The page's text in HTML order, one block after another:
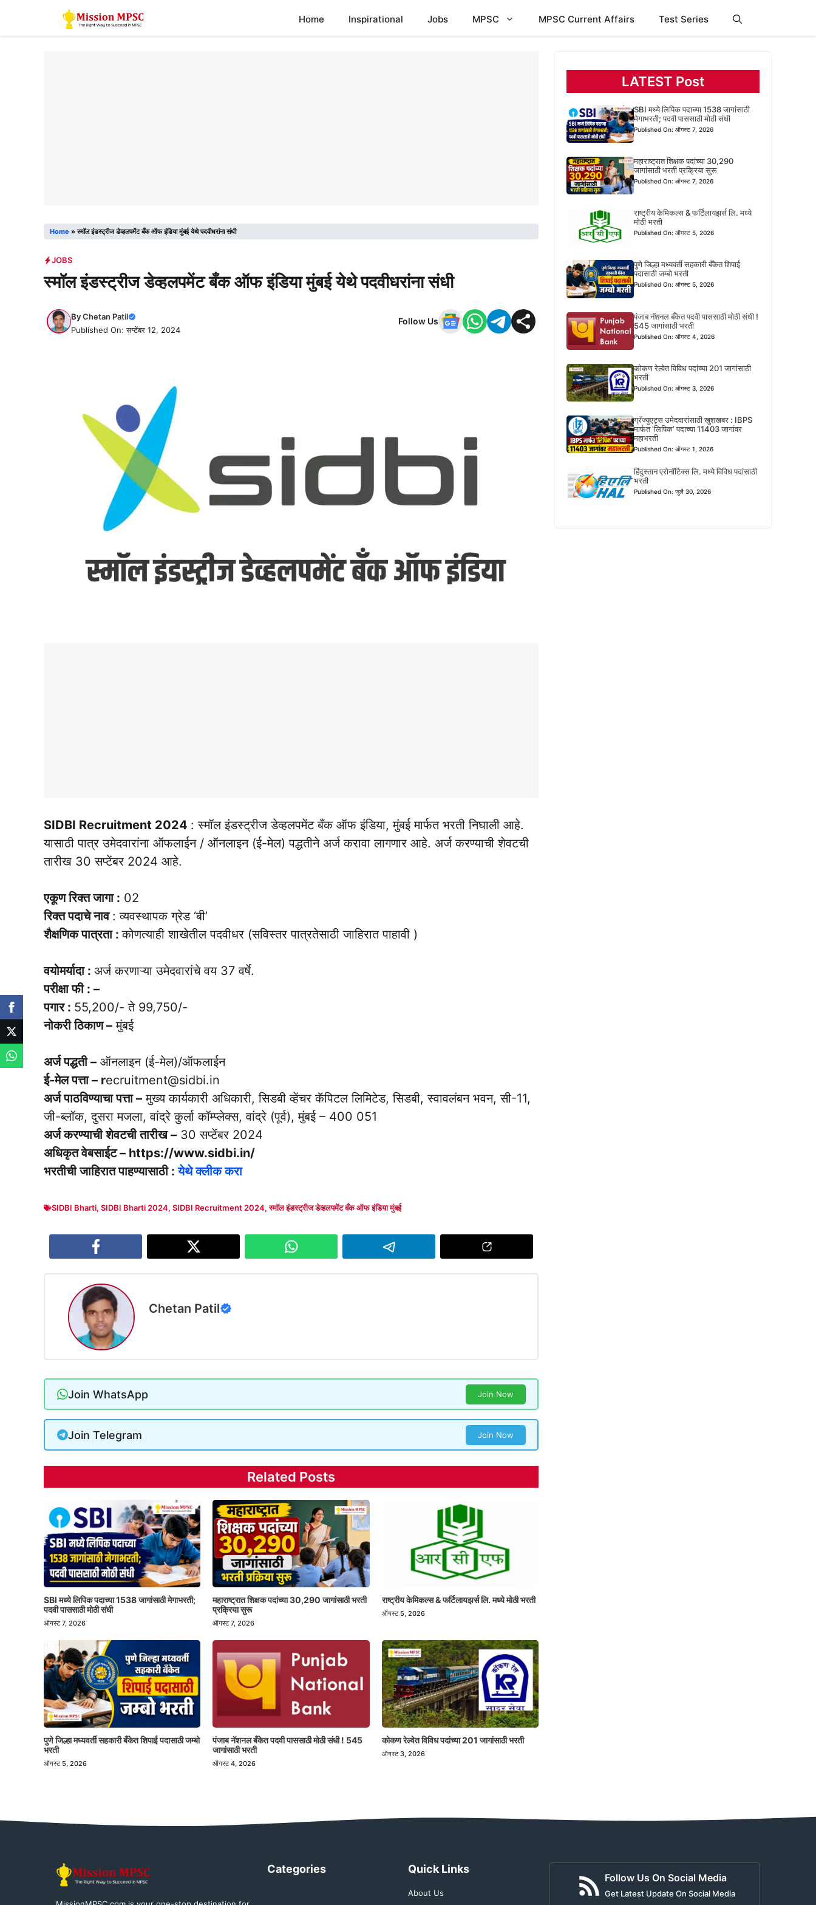
Home Inspirational Jobs MPSC MPSC Current Affairs Test Series
Home »स्मॉल इंडस्ट्रीज डेव्हलपमेंट बँक ऑफ इंडिया मुंबई येथे पदवीधरांना संधी
JOBS
स्मॉल इंडस्ट्रीज डेव्हलपमेंट बँक ऑफ इंडिया मुंबई येथे पदवीधरांना संधी
ByChetan Patil
Published On: सप्टेंबर 12, 2024
Follow Us
SIDBI Recruitment 2024 : स्मॉल इंडस्ट्रीज डेव्हलपमेंट बँक ऑफ इंडिया, मुंबई मार्फत भरती निघाली आहे.
यासाठी पात्र उमेदवारांना ऑफलाईन / ऑनलाइन (ई-मेल) पद्धतीने अर्ज करावा लागणार आहे. अर्ज करण्याची शेवटची
तारीख 30 सप्टेंबर 2024 आहे.
एकूण रिक्त जागा : 02
रिक्त पदाचे नाव : व्यवस्थापक ग्रेड ‘बी’
शैक्षणिक पात्रता :कोणत्याही शाखेतील पदवीधर (सविस्तर पात्रतेसाठी जाहिरात पाहावी )
वयोमर्यादा : अर्ज करणाऱ्या उमेदवारांचे वय 37 वर्षे.
परीक्षा फी : –
पगार : 55,200/- ते 99,750/-
नोकरी ठिकाण – मुंबई
अर्ज पद्धती – ऑनलाइन (ई-मेल)/ऑफलाईन
ई-मेल पत्ता – recruitment@sidbi.in
अर्ज पाठविण्याचा पत्ता – मुख्य कार्यकारी अधिकारी, सिडबी व्हेंचर कॅपिटल लिमिटेड, सिडबी, स्वावलंबन भवन, सी-11,
जी-ब्लॉक, दुसरा मजला, वांद्रे कुर्ला कॉम्प्लेक्स, वांद्रे (पूर्व), मुंबई – 400 051
अर्ज करण्याची शेवटची तारीख – 30 सप्टेंबर 2024
अधिकृत वेबसाईट – https://www.sidbi.in/
भरतीची जाहिरात पाहण्यासाठी :येथे क्लीक करा
SIDBI Bharti, SIDBI Bharti 2024, SIDBI Recruitment 2024,स्मॉल इंडस्ट्रीज डेव्हलपमेंट बँक ऑफ इंडिया मुंबई
Chetan Patil
Join WhatsApp Join Now
Join Telegram Join Now
Related Posts
SBI मध्ये लिपिक पदाच्या 1538 जागांसाठी मेगाभरती;
पदवी पाससाठी मोठी संधी
ऑगस्ट 7, 2026
महाराष्ट्रात शिक्षक पदांच्या 30,290 जागांसाठी भरती
प्रक्रिया सुरू
ऑगस्ट 7, 2026
राष्ट्रीय केमिकल्स & फर्टिलायझर्स लि. मध्ये मोठी भरती
ऑगस्ट 5, 2026
पुणे जिल्हा मध्यवर्ती सहकारी बँकेत शिपाई पदासाठी जम्बो
भरती
ऑगस्ट 5, 2026
पंजाब नॅशनल बँकेत पदवी पाससाठी मोठी संधी ! 545
जागांसाठी भरती
ऑगस्ट 4, 2026
कोकण रेल्वेत विविध पदांच्या 201 जागांसाठी भरती
ऑगस्ट 3, 2026
LATEST Post
SBI मध्ये लिपिक पदाच्या 1538 जागांसाठी
मेगाभरती; पदवी पाससाठी मोठी संधी
Published On: ऑगस्ट 7, 2026
महाराष्ट्रात शिक्षक पदांच्या 30,290
जागांसाठी भरती प्रक्रिया सुरू
Published On: ऑगस्ट 7, 2026
राष्ट्रीय केमिकल्स & फर्टिलायझर्स लि. मध्ये
मोठी भरती
Published On: ऑगस्ट 5, 2026
पुणे जिल्हा मध्यवर्ती सहकारी बँकेत शिपाई
पदासाठी जम्बो भरती
Published On: ऑगस्ट 5, 2026
पंजाब नॅशनल बँकेत पदवी पाससाठी मोठी संधी !
545 जागांसाठी भरती
Published On: ऑगस्ट 4, 2026
कोकण रेल्वेत विविध पदांच्या 201 जागांसाठी
भरती
Published On: ऑगस्ट 3, 2026
ग्रॅज्युएट्स उमेदवारांसाठी खुशखबर : IBPS
मार्फत ‘लिपिक’ पदाच्या 11403 जागांवर
महाभरती
Published On: ऑगस्ट 1, 2026
हिंदुस्तान एरोनॉटिक्स लि. मध्ये विविध पदांसाठी
भरती
Published On: जुलै 30, 2026
Categories Quick Links
About Us
Follow Us On Social Media
Get Latest Update On Social Media